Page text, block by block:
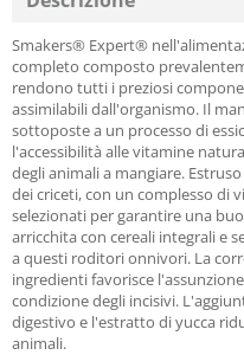
Smakers® Expert®
completo composto
rendono tutti i preziosi
assimilabili dall'organismo. Il
sottoposte a un processo di
l'accessibilità alle vitamine
degli animali a mangiare.
dei criceti, con un complesso di
selezionati per garantire una
arricchita con cereali integrali e
a questi roditori onnivori. La
ingredienti favorisce
condizione degli incisivi.
digestivo e l'estratto di yucca
animali.